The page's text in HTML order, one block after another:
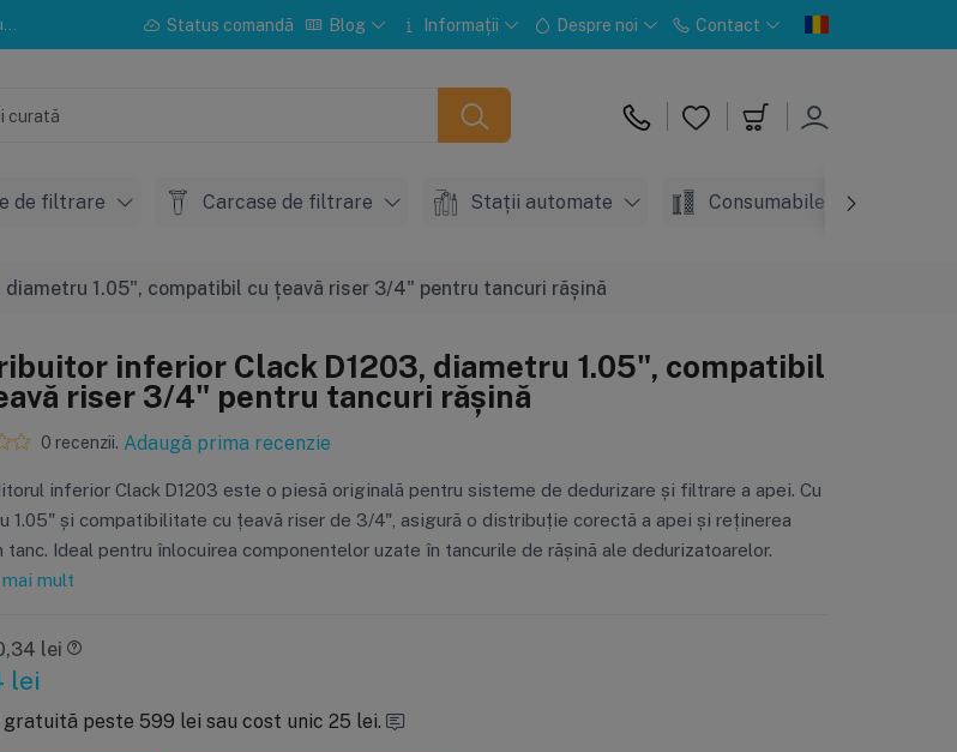
Status comandă Blog Informații Despre noi Contact
de filtrare Carcase de filtrare Stații automate Consumabile
1.05", compatibil cu țeavă riser 3/4" pentru tancuri rășină
inferior Clack D1203, diametru 1.05", compatibil
riser 3/4" pentru tancuri rășină
0 recenzii. Adaugă prima recenzie
inferior Clack D1203 este o piesă originală pentru sisteme de dedurizare și filtrare a apei. Cu
1.05" și compatibilitate cu țeavă riser de 3/4", asigură o distribuție corectă a apei și reținerea
tanc. Ideal pentru înlocuirea componentelor uzate în tancurile de rășină ale dedurizatoarelor.
mult
lei
lei
peste 599 lei sau cost unic 25 lei.